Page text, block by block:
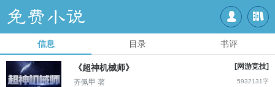
 
信息 目录 书评
[网游竞技]
《超神机械师》
5932131字
齐佩甲 著